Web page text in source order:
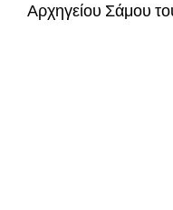
Αρχηγείου Σάμου